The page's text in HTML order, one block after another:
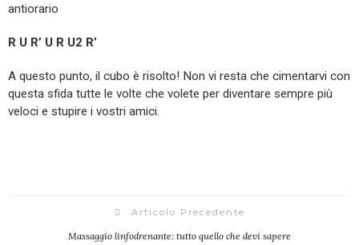
antiorario
R U R’ U R U2 R’
A questo punto, il cubo è risolto! Non vi resta che cimentarvi con
questa sfida tutte le volte che volete per diventare sempre più
veloci e stupire i vostri amici.
Articolo Precedente
Massaggio linfodrenante: tutto quello che devi sapere